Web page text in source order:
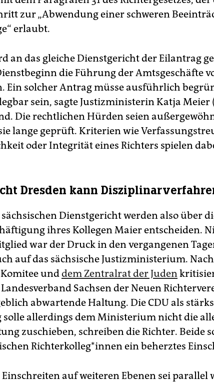
zur „Abwendung einer schweren
erlaubt.
an das gleiche Dienstgericht der Eilantrag
die Führung der Amtsgeschäfte
Ein solcher Antrag müsse ausführlich
sein, sagte Justizministerin Katja Meier
Die rechtlichen Hürden seien
lange geprüft. Kriterien wie
oder Integrität eines Richters spielen
Dresden kann
Dienstgericht werden also über
ihres Kollegen Maier entscheiden.
war der Druck in den vergangenen
auf das sächsische Justizministerium.
unddem Zentralrat der Juden
Sachsen der Neuen
abwartende Haltung. Die CDU als
solle allerdings dem Ministerium nicht die
zuschieben, schreiben die Richter. Beide
Rich­ter­kol­le­g*in­nen ein beherztes
Einschreiten auf weiteren Ebenen sei parallel